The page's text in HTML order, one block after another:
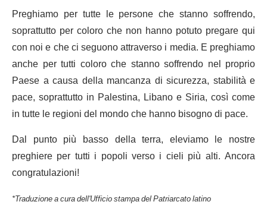
Preghiamo per tutte le persone che stanno soffrendo,
soprattutto per coloro che non hanno potuto pregare qui
con noi e che ci seguono attraverso i media. E preghiamo
anche per tutti coloro che stanno soffrendo nel proprio
Paese a causa della mancanza di sicurezza, stabilità e
pace, soprattutto in Palestina, Libano e Siria, così come
in tutte le regioni del mondo che hanno bisogno di pace.
Dal punto più basso della terra, eleviamo le nostre
preghiere per tutti i popoli verso i cieli più alti. Ancora
congratulazioni!
*Traduzione a cura dell'Ufficio stampa del Patriarcato latino